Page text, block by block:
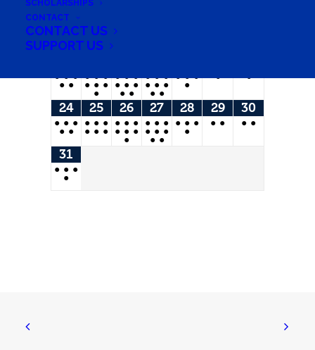
SCHOLARSHIPS
CONTACT
CONTACT US
SUPPORT US
10
•
•
•••
• •
•••
• • •
•
•••
• • •
• •
•••
• • •
• •
•••
•
•
•
24
• • •
• •
25
• • •
• • •
26
• • •
• • •
•
27
• • •
• • •
• •
28
• • •
•
29
• •
30
• •
31
• • •
•